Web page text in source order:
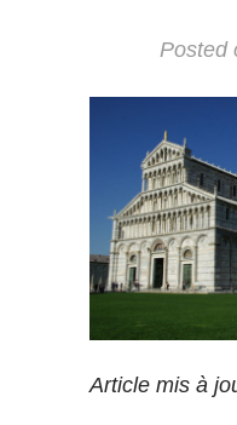
Posted
Article mis à